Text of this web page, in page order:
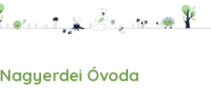
Nagyerdei Óvoda